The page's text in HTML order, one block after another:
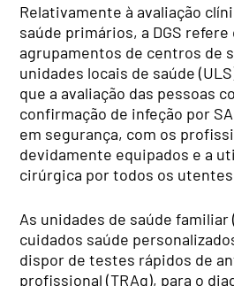
Relativamente à avaliação
saúde primários, a DGS refere
agrupamentos de centros de
unidades locais de saúde
que a avaliação das pessoas
confirmação de infeção por
em segurança, com os
devidamente equipados e a
cirúrgica por todos os
As unidades de saúde familiar
cuidados saúde
dispor de testes rápidos de
profissional (TRAg), para o